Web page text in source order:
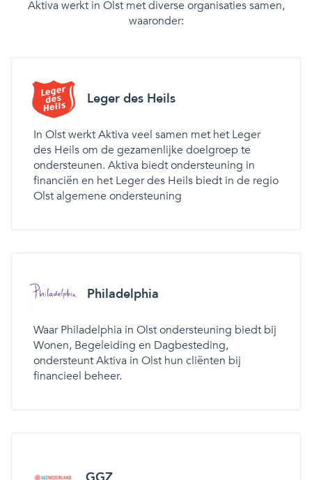
Aktiva werkt in Olst met diverse organisaties samen,
waaronder:
Leger des Heils
In Olst werkt Aktiva veel samen met het Leger
des Heils om de gezamenlijke doelgroep te
ondersteunen. Aktiva biedt ondersteuning in
financiën en het Leger des Heils biedt in de regio
Olst algemene ondersteuning
Philadelphia
Waar Philadelphia in Olst ondersteuning biedt bij
Wonen, Begeleiding en Dagbesteding,
ondersteunt Aktiva in Olst hun cliënten bij
financieel beheer.